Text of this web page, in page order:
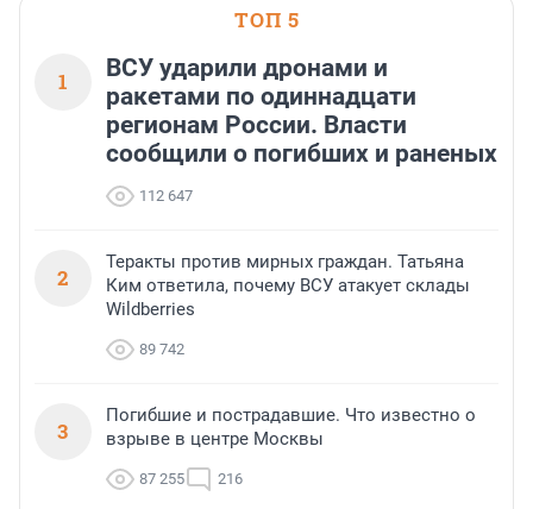
ТОП 5
1
ВСУ ударили дронами и
ракетами по одиннадцати
регионам России. Власти
сообщили о погибших и раненых
112 647
2
Теракты против мирных граждан. Татьяна
Ким ответила, почему ВСУ атакует склады
Wildberries
89 742
3
Погибшие и пострадавшие. Что известно о
взрыве в центре Москвы
87 255 216